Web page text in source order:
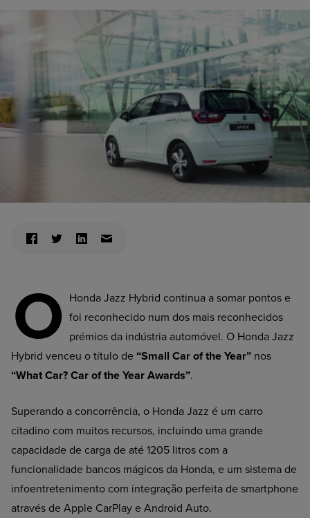
O Honda Jazz Hybrid continua a somar pontos e
foi reconhecido num dos mais reconhecidos
prémios da indústria automóvel. O Honda Jazz
Hybrid venceu o título de “Small Car of the Year” nos
“What Car? Car of the Year Awards”.
Superando a concorrência, o Honda Jazz é um carro
citadino com muitos recursos, incluindo uma grande
capacidade de carga de até 1205 litros com a
funcionalidade bancos mágicos da Honda, e um sistema de
infoentretenimento com integração perfeita de smartphone
através de Apple CarPlay e Android Auto.